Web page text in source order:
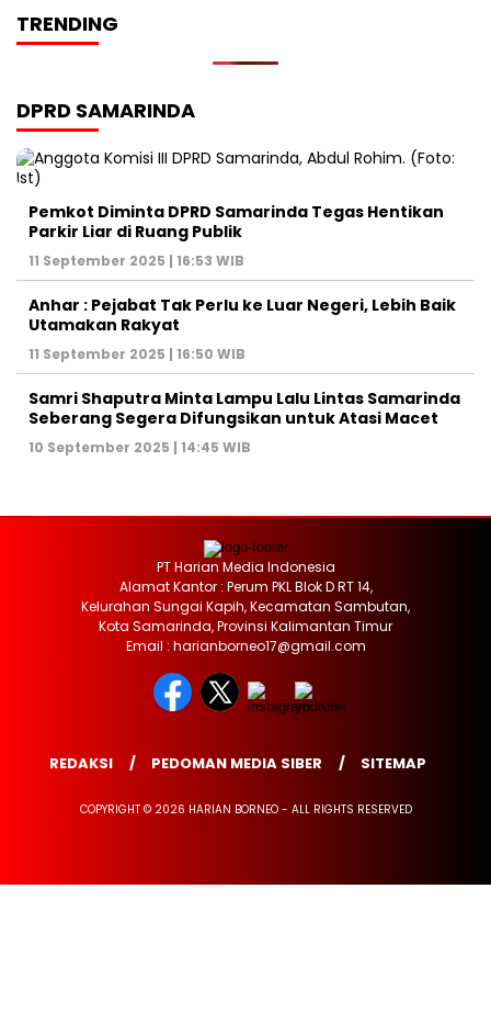
TRENDING
DPRD SAMARINDA
Pemkot Diminta DPRD Samarinda Tegas Hentikan
Parkir Liar di Ruang Publik
11 September 2025 | 16:53 WIB
Anhar : Pejabat Tak Perlu ke Luar Negeri, Lebih Baik
Utamakan Rakyat
11 September 2025 | 16:50 WIB
Samri Shaputra Minta Lampu Lalu Lintas Samarinda
Seberang Segera Difungsikan untuk Atasi Macet
10 September 2025 | 14:45 WIB
PT Harian Media Indonesia
Alamat Kantor : Perum PKL Blok D RT 14,
Kelurahan Sungai Kapih, Kecamatan Sambutan,
Kota Samarinda, Provinsi Kalimantan Timur
Email : harianborneo17@gmail.com
REDAKSI PEDOMAN MEDIA SIBER SITEMAP
COPYRIGHT © 2026 HARIAN BORNEO - ALL RIGHTS RESERVED